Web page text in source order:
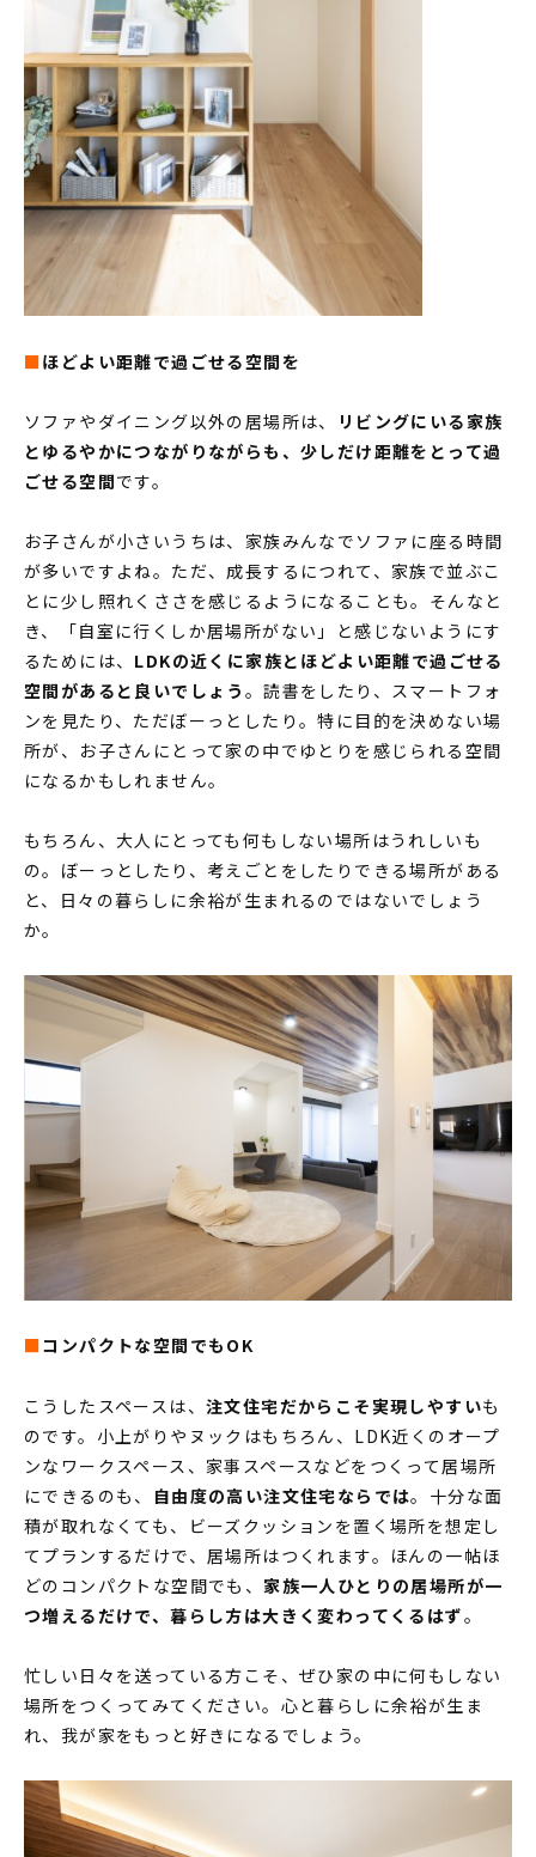
よくあるご質問
会社案内
スタッフ紹介
OBのお客様へ
求人情報
プライバシーポリシー
MODEL HOUSE
モデルハウス一覧
本社モデルハウス
今伊勢町モデルハウス 平屋
■ほどよい距離で過ごせる空間を
ソファやダイニング以外の居場所は、
リビングにいる家族
とゆるやかにつながりながらも、少しだけ距離をとって過
ごせる空間です。
お子さんが小さいうちは、家族みんなでソファに座る時間
が多いですよね。ただ、成長するにつれて、家族で並ぶこ
とに少し照れくささを感じるようになることも。そんなと
き、「自室に行くしか居場所がない」と感じないようにす
るためには、 LDKの近くに家族とほどよい距離で過ごせる
空間があると良いでしょう 。読書をしたり、スマートフォ
ンを見たり、ただぼーっとしたり。特に目的を決めない場
所が、お子さんにとって家の中でゆとりを感じられる空間
になるかもしれません。
もちろん、大人にとっても何もしない場所はうれしいも
の。ぼーっとしたり、考えごとをしたりできる場所がある
と、日々の暮らしに余裕が生まれるのではないでしょう
か。
■コンパクトな空間でもOK
こうしたスペースは、 注文住宅だからこそ実現しやすいも
のです。小上がりやヌックはもちろん、LDK近くのオープ
ンなワークスペース、家事スペースなどをつくって居場所
にできるのも、
自由度の高い注文住宅ならでは。十分な面
積が取れなくても、ビーズクッションを置く場所を想定し
てプランするだけで、居場所はつくれます。ほんの一帖ほ
どのコンパクトな空間でも、 家族一人ひとりの居場所が一
つ増えるだけで、暮らし方は大きく変わってくるはず。
忙しい日々を送っている方こそ、ぜひ家の中に何もしない
場所をつくってみてください。心と暮らしに余裕が生ま
れ、我が家をもっと好きになるでしょう。